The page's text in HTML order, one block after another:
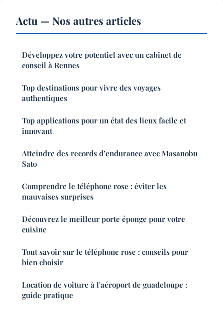
Actu — Nos autres articles
Développez votre potentiel avec un cabinet de
conseil à Rennes
Top destinations pour vivre des voyages
authentiques
Top applications pour un état des lieux facile et
innovant
Atteindre des records d’endurance avec Masanobu
Sato
Comprendre le téléphone rose : éviter les
mauvaises surprises
Découvrez le meilleur porte éponge pour votre
cuisine
Tout savoir sur le téléphone rose : conseils pour
bien choisir
Location de voiture à l'aéroport de guadeloupe :
guide pratique